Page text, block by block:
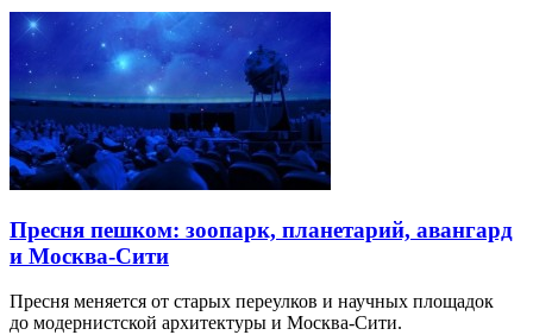
Пресня пешком: зоопарк, планетарий, авангард
и Москва-Сити
Пресня меняется от старых переулков и научных площадок
до модернистской архитектуры и Москва-Сити.